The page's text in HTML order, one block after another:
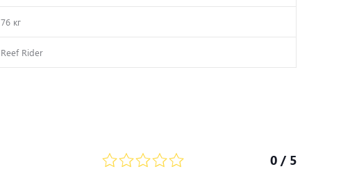
76 кг
Reef Rider
0 / 5